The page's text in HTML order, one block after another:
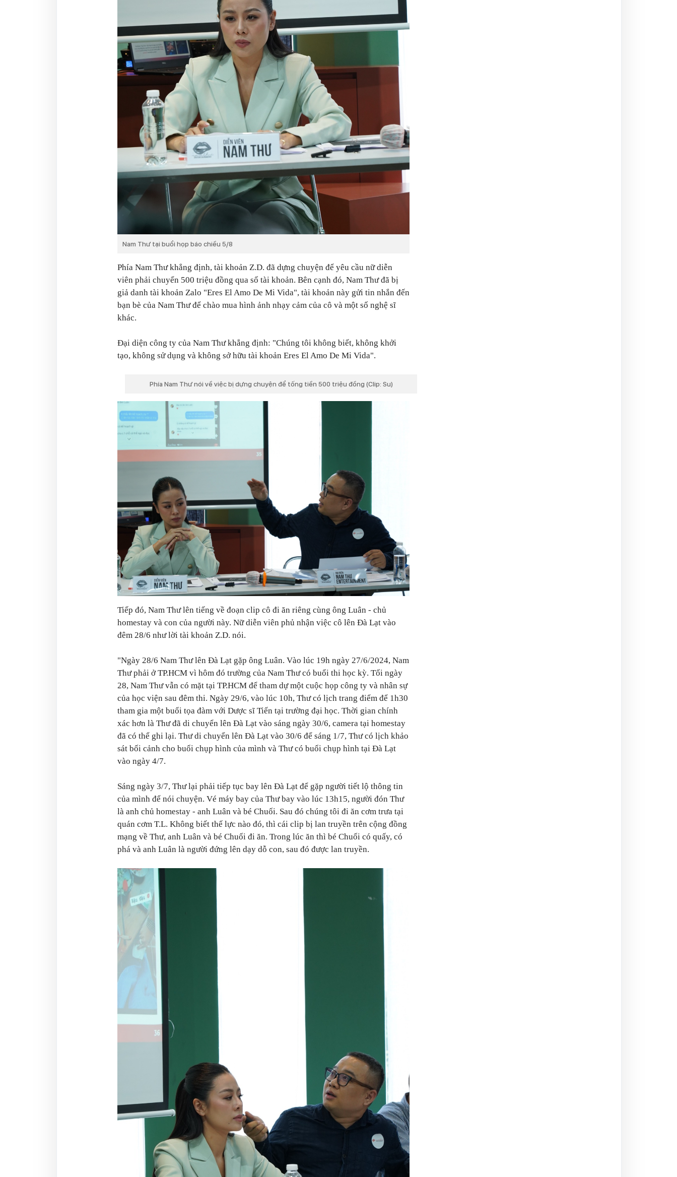
Nam Thư tại buổi họp báo chiều 5/8
Phía Nam Thư khẳng định, tài khoản Z.D. đã dựng chuyện để yêu cầu nữ diễn
viên phải chuyển 500 triệu đồng qua số tài khoản. Bên cạnh đó, Nam Thư đã bị
giả danh tài khoản Zalo "Eres El Amo De Mi Vida", tài khoản này gửi tin nhắn đến
bạn bè của Nam Thư để chào mua hình ảnh nhạy cảm của cô và một số nghệ sĩ
khác.
Đại diện công ty của Nam Thư khẳng định: "Chúng tôi không biết, không khởi
tạo, không sử dụng và không sở hữu tài khoản Eres El Amo De Mi Vida".
Phía Nam Thư nói về việc bị dựng chuyện để tống tiền 500 triệu đồng (Clip: Su)
Tiếp đó, Nam Thư lên tiếng về đoạn clip cô đi ăn riêng cùng ông Luân - chủ
homestay và con của người này. Nữ diễn viên phủ nhận việc cô lên Đà Lạt vào
đêm 28/6 như lời tài khoản Z.D. nói.
"Ngày 28/6 Nam Thư lên Đà Lạt gặp ông Luân. Vào lúc 19h ngày 27/6/2024, Nam
Thư phải ở TP.HCM vì hôm đó trường của Nam Thư có buổi thi học kỳ. Tối ngày
28, Nam Thư vẫn có mặt tại TP.HCM để tham dự một cuộc họp công ty và nhân sự
của học viện sau đêm thi. Ngày 29/6, vào lúc 10h, Thư có lịch trang điểm để 1h30
tham gia một buổi tọa đàm với Dược sĩ Tiến tại trường đại học. Thời gian chính
xác hơn là Thư đã di chuyển lên Đà Lạt vào sáng ngày 30/6, camera tại homestay
đã có thể ghi lại. Thư di chuyển lên Đà Lạt vào 30/6 để sáng 1/7, Thư có lịch khảo
sát bối cảnh cho buổi chụp hình của mình và Thư có buổi chụp hình tại Đà Lạt
vào ngày 4/7.
Sáng ngày 3/7, Thư lại phải tiếp tục bay lên Đà Lạt để gặp người tiết lộ thông tin
của mình để nói chuyện. Vé máy bay của Thư bay vào lúc 13h15, người đón Thư
là anh chủ homestay - anh Luân và bé Chuối. Sau đó chúng tôi đi ăn cơm trưa tại
quán cơm T.L. Không biết thế lực nào đó, thì cái clip bị lan truyền trên cộng đồng
mạng về Thư, anh Luân và bé Chuối đi ăn. Trong lúc ăn thì bé Chuối có quấy, có
phá và anh Luân là người đứng lên dạy dỗ con, sau đó được lan truyền.